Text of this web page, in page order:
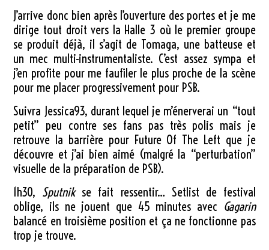
J’arrive donc bien après l’ouverture des portes et je me
dirige tout droit vers la Halle 3 où le premier groupe
se produit déjà, il s’agit de Tomaga, une batteuse et
un mec multi-instrumentaliste. C’est assez sympa et
j’en profite pour me faufiler le plus proche de la scène
pour me placer progressivement pour PSB.
Suivra Jessica93, durant lequel je m’énerverai un “tout
petit” peu contre ses fans pas très polis mais je
retrouve la barrière pour Future Of The Left que je
découvre et j’ai bien aimé (malgré la “perturbation”
visuelle de la préparation de PSB).
1h30, Sputnikse fait ressentir… Setlist de festival
oblige, ils ne jouent que 45 minutes avec Gagarin
balancé en troisième position et ça ne fonctionne pas
trop je trouve.